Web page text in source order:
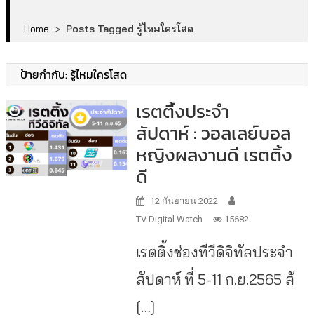
Home > Posts Tagged รู้ไหมใครโสด
ป้ายกำกับ:รู้ไหมใครโสด
เรตติ้งประจำ
สัปดาห์ : วอลเลย์บอล
หญิงผลงานดี เรตติ้ง
ดี
12 กันยายน 2022
TV Digital Watch
15682
เรตติ้งช่องทีวีดิจิทัลประจำ
สัปดาห์ ที่ 5-11 ก.ย.2565 สั
[…]